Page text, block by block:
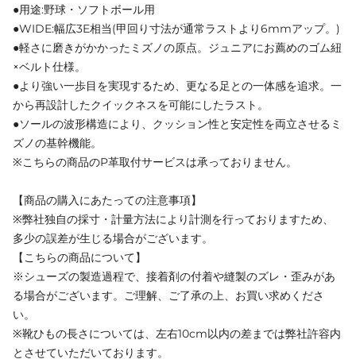
●用途:野球・ソフトボール用
●WIDE:幅広3E相当(甲回り寸法が通常ラストより6mmアップ。)
●軽さに磨きがかかったミズノの原点。ジュニアにお薦めのゴム紐
×ベルト仕様。
●より強い一歩目を実現するため、更なる足との一体感を追求。一
から再設計したクイックネスを可能にしたラスト。
●ソールの波形構造により、クッション性と安定性を両立させるミ
ズノの基幹機能。
※こちらの商品のP革取付サービスは承っておりません。
【商品の購入にあたっての注意事項】
※弊社独自の採寸・計量方法により計測を行っておりますため、
多少の誤差が生じる場合がございます。
【こちらの商品について】
※シューズの製造過程で、接着剤の付着や縫製のズレ・歪みがあ
る場合がございます。ご理解、ご了承の上、お買い求めくださ
い。
※靴ひもの長さについては、左右10cm以内の差までは弊社許容内
とさせていただいております。